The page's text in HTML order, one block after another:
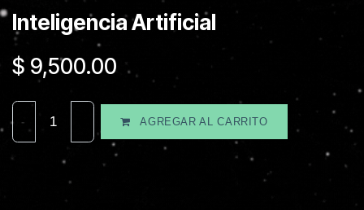
Inteligencia Artificial
$ 9,500.00
AGREGAR AL CARRITO
Agregar a la lista de deseos